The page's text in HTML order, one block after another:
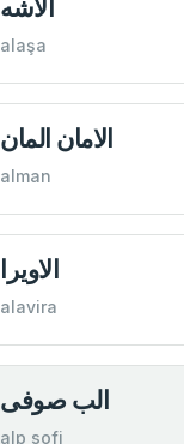
الاشه
alaşa
الامان المان
alman
الاویرا
alavira
الب صوفی
alp sofi